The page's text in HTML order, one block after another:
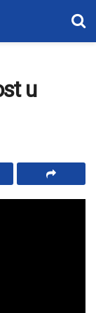
u